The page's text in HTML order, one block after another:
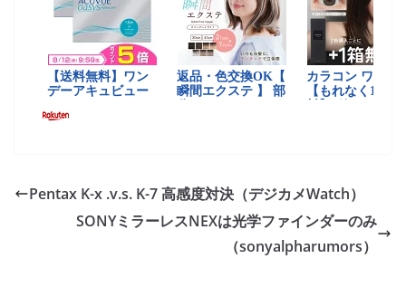
Pentax K-x .v.s. K-7 高感度対決（デジカメWatch）
SONYミラーレスNEXは光学ファインダーのみ
（sonyalpharumors）